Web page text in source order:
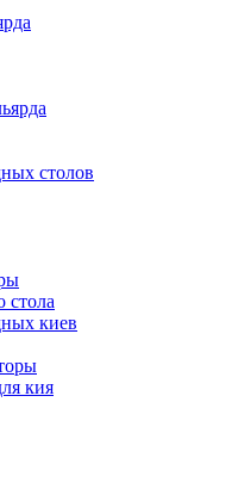
столов
стола
киев
кия